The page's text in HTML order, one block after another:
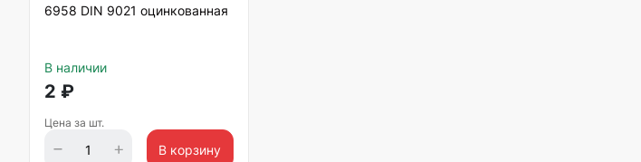
6958 DIN 9021 оцинкованная
В наличии
2 ₽
Цена за шт.
В корзину